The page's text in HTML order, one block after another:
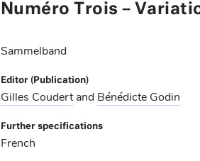
Numéro Trois –
Sammelband
Editor (Publication)
Gilles Coudertand Bénédicte Godin
Further specifications
French